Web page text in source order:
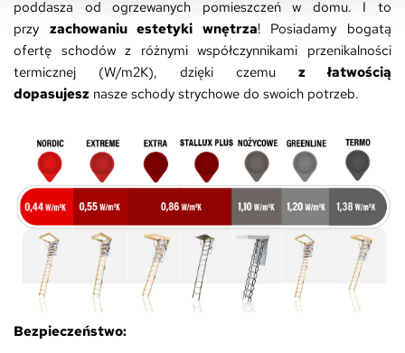
poddasza od ogrzewanych pomieszczeń w domu. I to
przy zachowaniu estetyki wnętrza! Posiadamy bogatą
ofertę schodów z różnymi współczynnikami przenikalności
termicznej (W/m2K), dzięki czemu z łatwością
dopasujesz nasze schody strychowe do swoich potrzeb.
Bezpieczeństwo: